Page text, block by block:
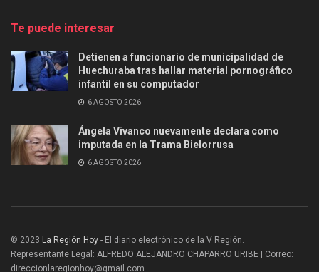
Te puede interesar
Detienen a funcionario de municipalidad de
Huechuraba tras hallar material pornográfico
infantil en su computador
6 AGOSTO 2026
Ángela Vivanco nuevamente declara como
imputada en la Trama Bielorrusa
6 AGOSTO 2026
© 2023 La Región Hoy - El diario electrónico de la V Región.
Representante Legal: ALFREDO ALEJANDRO CHAPARRO URIBE | Correo:
direccionlaregionhoy@gmail.com